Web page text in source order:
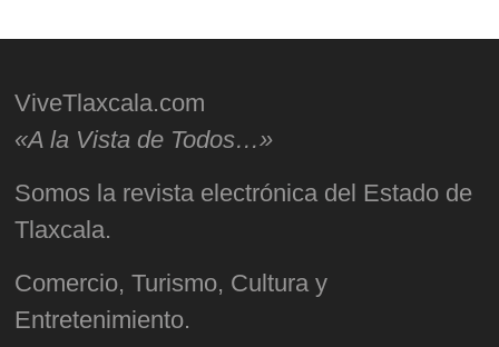
ViveTlaxcala.com
«A la Vista de Todos…»
Somos la revista electrónica del Estado de
Tlaxcala.
Comercio, Turismo, Cultura y
Entretenimiento.